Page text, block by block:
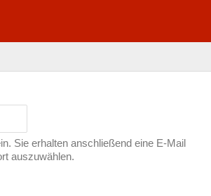
Sie erhalten anschließend eine E-Mail
auszuwählen.